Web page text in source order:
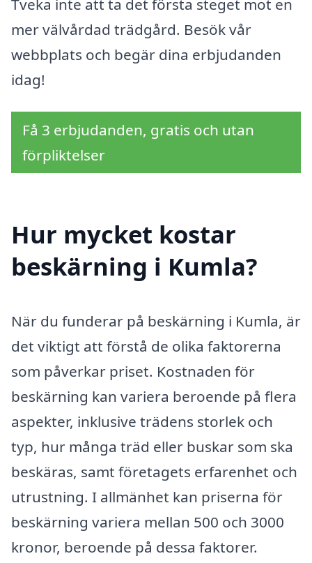
Tveka inte att ta det första steget mot en
mer välvårdad trädgård. Besök vår
webbplats och begär dina erbjudanden
idag!
Få 3 erbjudanden, gratis och utan
förpliktelser
Hur mycket kostar
beskärning i Kumla?
När du funderar på beskärning i Kumla, är
det viktigt att förstå de olika faktorerna
som påverkar priset. Kostnaden för
beskärning kan variera beroende på flera
aspekter, inklusive trädens storlek och
typ, hur många träd eller buskar som ska
beskäras, samt företagets erfarenhet och
utrustning. I allmänhet kan priserna för
beskärning variera mellan 500 och 3000
kronor, beroende på dessa faktorer.